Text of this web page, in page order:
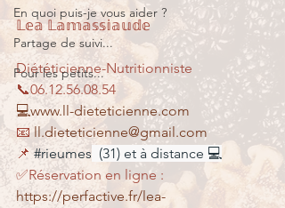
En quoi puis-je vous aider ?
Partage de suivi...
Pour les petits...
𝕃𝕖𝕒 𝕃𝕒𝕞𝕒𝕤𝕤𝕚𝕒𝕦𝕕𝕖
Diététicienne-Nutritionniste
📞06.12.56.08.54
💻www.ll-dieteticienne.com
📧 ll.dieteticienne@gmail.com
📌 #rieumes (31) et à distance 💻
✅Réservation en ligne :
https://perfactive.fr/lea-